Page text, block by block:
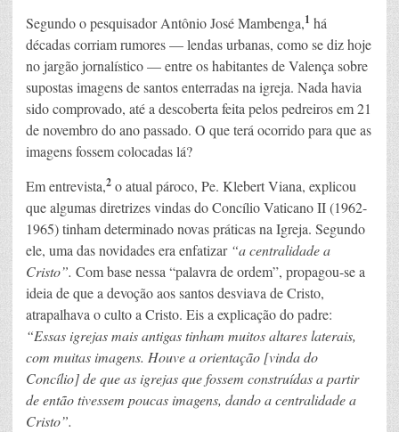
Segundo o pesquisador Antônio José Mambenga,1 há
décadas corriam rumores — lendas urbanas, como se diz hoje
no jargão jornalístico — entre os habitantes de Valença sobre
supostas imagens de santos enterradas na igreja. Nada havia
sido comprovado, até a descoberta feita pelos pedreiros em 21
de novembro do ano passado. O que terá ocorrido para que as
imagens fossem colocadas lá?
Em entrevista,2 o atual pároco, Pe. Klebert Viana, explicou
que algumas diretrizes vindas do Concílio Vaticano II (1962-
1965) tinham determinado novas práticas na Igreja. Segundo
ele, uma das novidades era enfatizar “a centralidade a
Cristo”. Com base nessa “palavra de ordem”, propagou-se a
ideia de que a devoção aos santos desviava de Cristo,
atrapalhava o culto a Cristo. Eis a explicação do padre:
“Essas igrejas mais antigas tinham muitos altares laterais,
com muitas imagens. Houve a orientação [vinda do
Concílio] de que as igrejas que fossem construídas a partir
de então tivessem poucas imagens, dando a centralidade a
Cristo”.